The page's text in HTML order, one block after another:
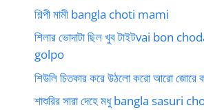
শিল্পী মামী bangla choti mami
শিলার ভোদাটা ছিল খুব টাইটvai bon
golpo
শিউলি চিতকার করে উঠলো করো আরো জোরে
শাশুরির সারা দেহে মধু bangla sasuri